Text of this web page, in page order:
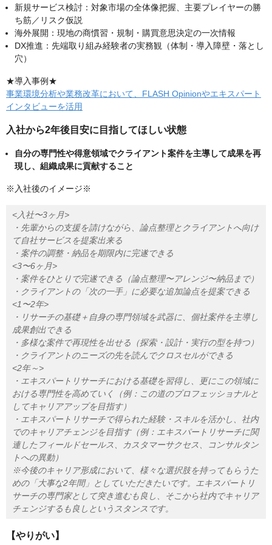
新規サービス検討：対象市場の全体像把握、主要プレイヤーの勝
ち筋／リスク仮説
海外展開：現地の商慣習・規制・購買意思決定の一次情報
DX推進：先端取り組み経験者の実務観（体制・導入障壁・落とし
穴）
★導入事例★
事業環境分析や業務改革において、FLASH Opinionやエキスパート
インタビューを活用
入社から2年後目安に目指してほしい状態
自分の専門性や得意領域でクライアント案件を主導して成果を再
現し、組織成果に貢献すること
※入社後のイメージ※
<入社〜3ヶ月>
・先輩からの支援を請けながら、論点整理とクライアントへ向け
て自社サービスを提案出来る
・案件の調整・納品を期限内に完遂できる
<3〜6ヶ月>
・案件をひとりで完遂できる（論点整理〜アレンジ〜納品まで）
・クライアントの「次の一手」に必要な追加論点を提案できる
<1〜2年>
・リサーチの基礎＋自身の専門領域を武器に、個社案件を主導し
成果創出できる
・多様な案件で再現性を出せる（探索・設計・実行の型を持つ）
・クライアントのニーズの先を読んでクロスセルができる
<2年～>
・エキスパートリサーチにおける基礎を習得し、更にこの領域に
おける専門性を高めていく（例：この道のプロフェッショナルと
してキャリアアップを目指す）
・エキスパートリサーチで得られた経験・スキルを活かし、社内
でのキャリアチェンジを目指す（例：エキスパートリサーチに関
連したフィールドセールス、カスタマーサクセス、コンサルタン
トへの異動）
※今後のキャリア形成において、様々な選択肢を持ってもらうた
めの「大事な2年間」としていただきたいです。エキスパートリ
サーチの専門家として突き進むも良し、そこから社内でキャリア
チェンジするも良しというスタンスです。
【やりがい】